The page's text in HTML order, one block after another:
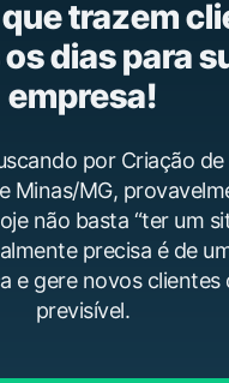
trazem
dias para
empresa!
por Criação de
Minas/MG,
não basta “ter um
precisa é de
e gere novos clientes
previsível.